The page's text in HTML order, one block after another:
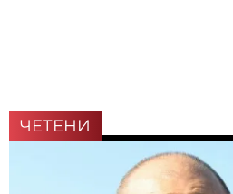
ЧЕТЕНИ